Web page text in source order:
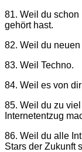
81. Weil du
gehört hast.
82. Weil du
83. Weil Techno.
84. Weil es von
85. Weil du zu
Internetentzug
86. Weil du alle
Stars der Zukunft